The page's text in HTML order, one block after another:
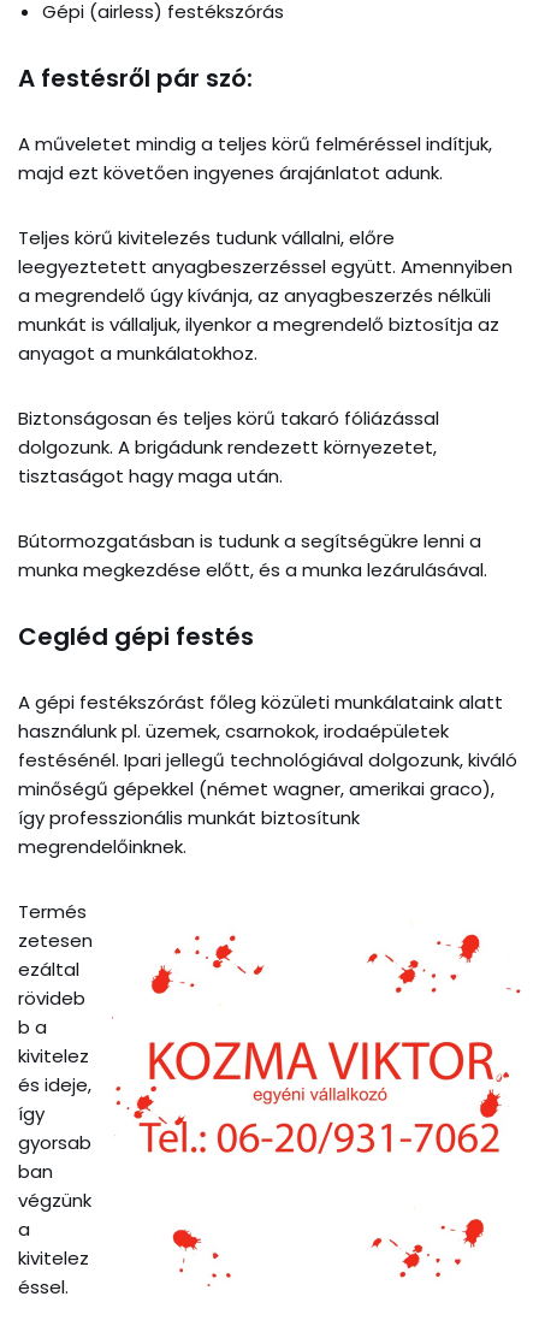
Gépi (airless) festékszórás
A festésről pár szó:
A műveletet mindig a teljes körű felméréssel indítjuk,
majd ezt követően ingyenes árajánlatot adunk.
Teljes körű kivitelezés tudunk vállalni, előre
leegyeztetett anyagbeszerzéssel együtt. Amennyiben
a megrendelő úgy kívánja, az anyagbeszerzés nélküli
munkát is vállaljuk, ilyenkor a megrendelő biztosítja az
anyagot a munkálatokhoz.
Biztonságosan és teljes körű takaró fóliázással
dolgozunk. A brigádunk rendezett környezetet,
tisztaságot hagy maga után.
Bútormozgatásban is tudunk a segítségükre lenni a
munka megkezdése előtt, és a munka lezárulásával.
Cegléd gépi festés
A gépi festékszórást főleg közületi munkálataink alatt
használunk pl. üzemek, csarnokok, irodaépületek
festésénél. Ipari jellegű technológiával dolgozunk, kiváló
minőségű gépekkel (német wagner, amerikai graco),
így professzionális munkát biztosítunk
megrendelőinknek.
Termés
zetesen
ezáltal
rövideb
b a
kivitelez
és ideje,
így
gyorsab
ban
végzünk
a
kivitelez
éssel.